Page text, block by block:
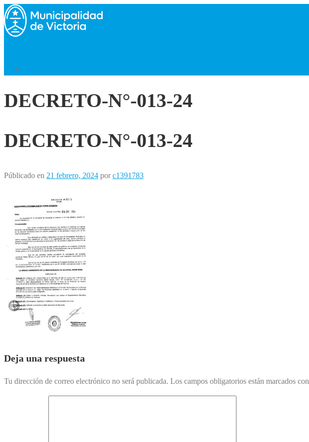
Saltar
al
contenido
DECRETO-N°-013-24
DECRETO-N°-013-24
Públicado en 21 febrero, 2024 porc1391783
Deja una respuesta
Tu dirección de correo electrónico no será publicada. Los campos obligatorios están marcados con